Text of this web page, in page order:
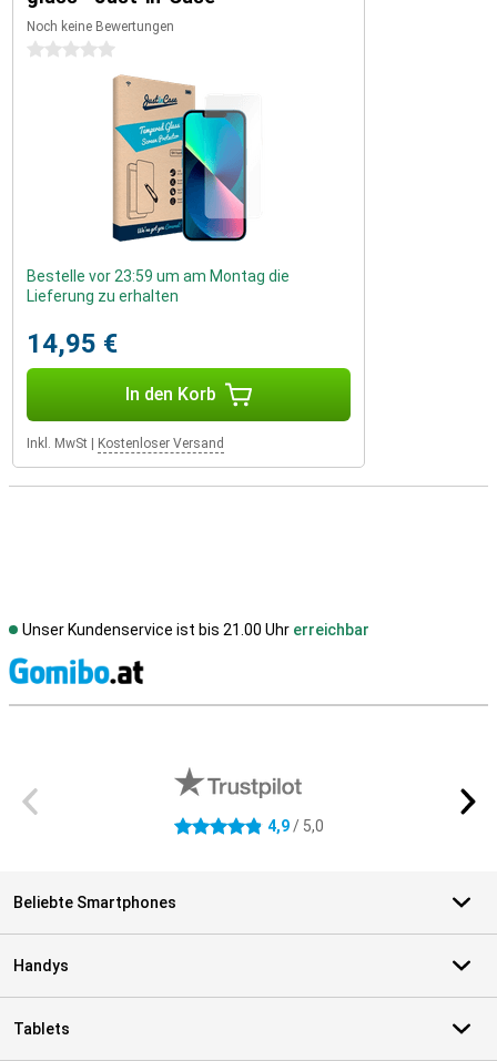
Noch keine Bewertungen
0 Sterne
Bestelle vor 23:59 um am Montag die
Lieferung zu erhalten
14,95 €
In den Korb
Inkl. MwSt Kostenloser Versand
Unser Kundenservice ist bis 21.00 Uhr erreichbar
4.9 Sterne 4,9/ 5,0
Beliebte Smartphones
Handys
Tablets